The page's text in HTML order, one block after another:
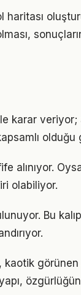
haritası
karar veriyor;
olduğu
alınıyor.
olabiliyor.
Bu
görünen